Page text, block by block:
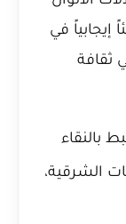
في
ثقافة
بالنقاء
الشرقية،